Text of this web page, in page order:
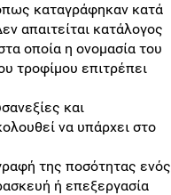
καταγράφηκαν κατά
απαιτείται κατάλογος
οποία η ονομασία του
τροφίμου επιτρέπει
και
να υπάρχει στο
της ποσότητας ενός
ή επεξεργασία